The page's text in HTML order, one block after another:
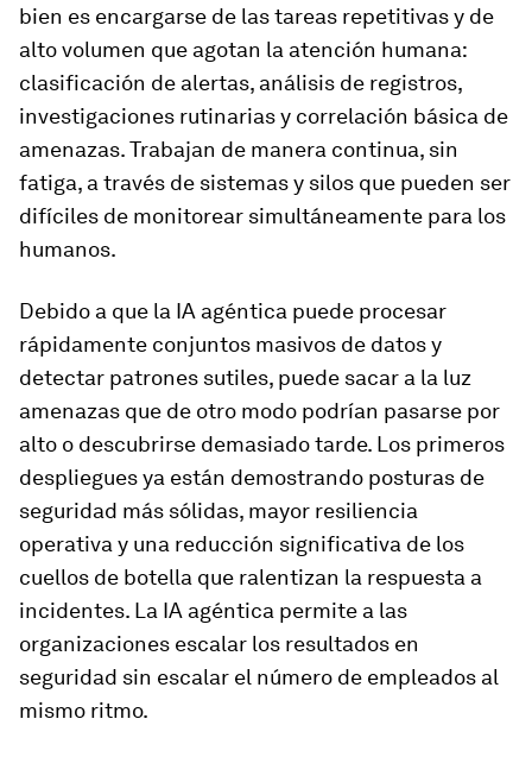
bien es encargarse de las tareas repetitivas y de
alto volumen que agotan la atención humana:
clasificación de alertas, análisis de registros,
investigaciones rutinarias y correlación básica de
amenazas. Trabajan de manera continua, sin
fatiga, a través de sistemas y silos que pueden ser
difíciles de monitorear simultáneamente para los
humanos.
Debido a que la IA agéntica puede procesar
rápidamente conjuntos masivos de datos y
detectar patrones sutiles, puede sacar a la luz
amenazas que de otro modo podrían pasarse por
alto o descubrirse demasiado tarde. Los primeros
despliegues ya están demostrando posturas de
seguridad más sólidas, mayor resiliencia
operativa y una reducción significativa de los
cuellos de botella que ralentizan la respuesta a
incidentes. La IA agéntica permite a las
organizaciones escalar los resultados en
seguridad sin escalar el número de empleados al
mismo ritmo.